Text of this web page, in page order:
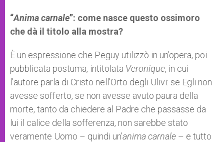
“Anima carnale”: come nasce questo ossimoro
che dà il titolo alla mostra?
È un espressione che Peguy utilizzò in un’opera, poi
pubblicata postuma, intitolata Veronique, in cui
l’autore parla di Cristo nell’Orto degli Ulivi: se Egli non
avesse sofferto, se non avesse avuto paura della
morte, tanto da chiedere al Padre che passasse da
lui il calice della sofferenza, non sarebbe stato
veramente Uomo – quindi un’anima carnale – e tutto